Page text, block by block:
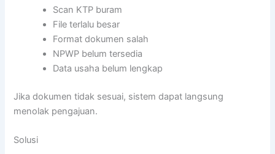
Scan KTP buram
File terlalu besar
Format dokumen salah
NPWP belum tersedia
Data usaha belum lengkap
Jika dokumen tidak sesuai, sistem dapat langsung
menolak pengajuan.
Solusi